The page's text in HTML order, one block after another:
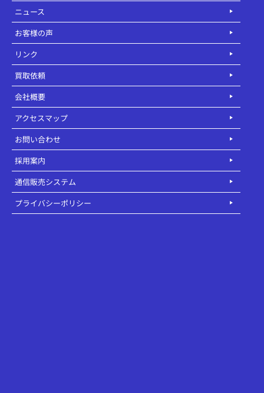
ニュース
お客様の声
リンク
買取依頼
会社概要
アクセスマップ
お問い合わせ
採用案内
通信販売システム
プライバシーポリシー